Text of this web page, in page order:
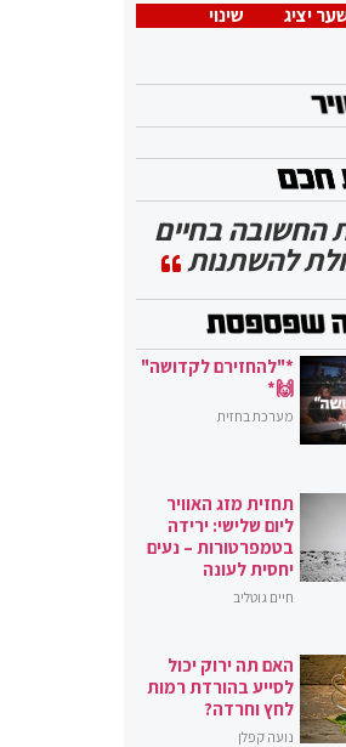
יציג
שינוי
החשובה בחיים
להשתנות
*"להחזירם לקדושה"
🙌*
מערכת בחזית
תחזית מזג האוויר
ליום שלישי: ירידה
בטמפרטורות – נעים
יחסית לעונה
חיים גוטליב
האם תה ירוק יכול
לסייע בהורדת רמות
לחץ וחרדה?
נועה קפלן